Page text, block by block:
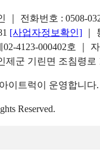
｜ 전화번호 : 0508-
[사업자정보확인]
4123-000402호 ｜
제군 기린면 조침령
이트럭이 운영합니
Reserved.